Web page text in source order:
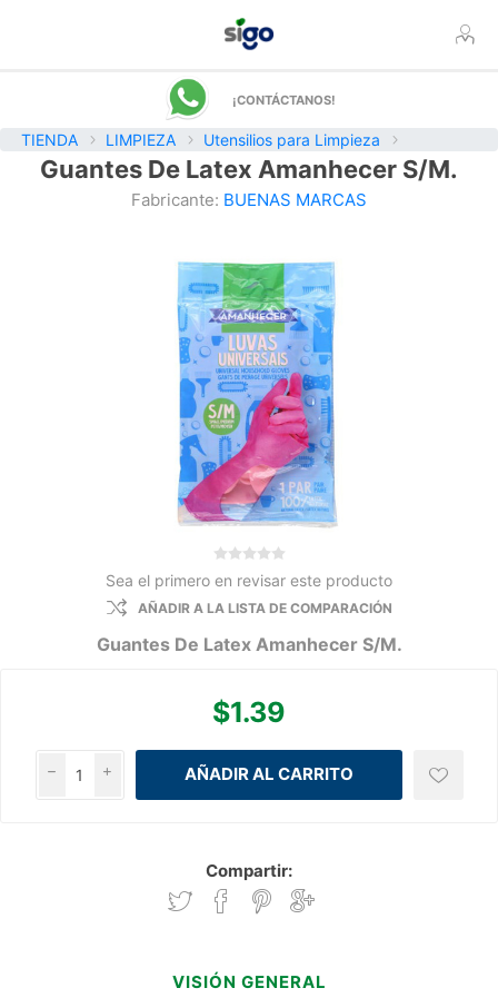
¡CONTÁCTANOS!
TIENDA LIMPIEZA Utensilios para Limpieza
Guantes De Latex Amanhecer S/M.
Fabricante: BUENAS MARCAS
Sea el primero en revisar este producto
AÑADIR A LA LISTA DE COMPARACIÓN
Guantes De Latex Amanhecer S/M.
$1.39
i
h
Compartir:
VISIÓN GENERAL